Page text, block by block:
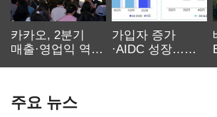
카카오, 2분기
매출·영업익 역대
가입자 증가
·AIDC 성장…
주요 뉴스